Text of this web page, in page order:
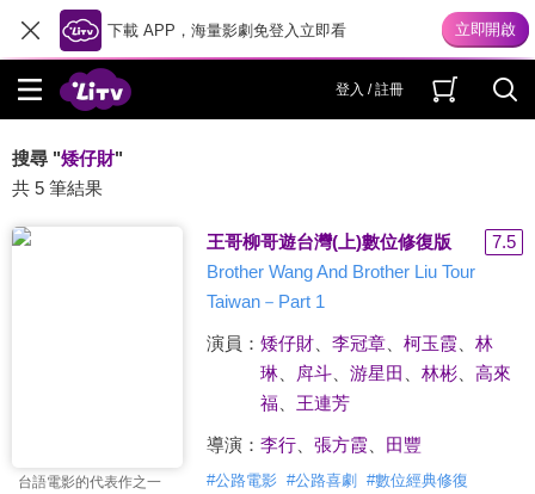
下載 APP，海量影劇免登入立即看
登入 / 註冊
搜尋 "矮仔財"
共 5 筆結果
台語電影的代表作之一
王哥柳哥遊台灣(上)數位修復版
7.5
Brother Wang And Brother Liu Tour
Taiwan－Part 1
演員： 矮仔財、 李冠章、 柯玉霞、 林
琳、 戽斗、 游星田 林彬、 高來
福
王連芳
導演： 李行、 張方霞、 田豐
#公路電影 #公路喜劇 #數位經典修復